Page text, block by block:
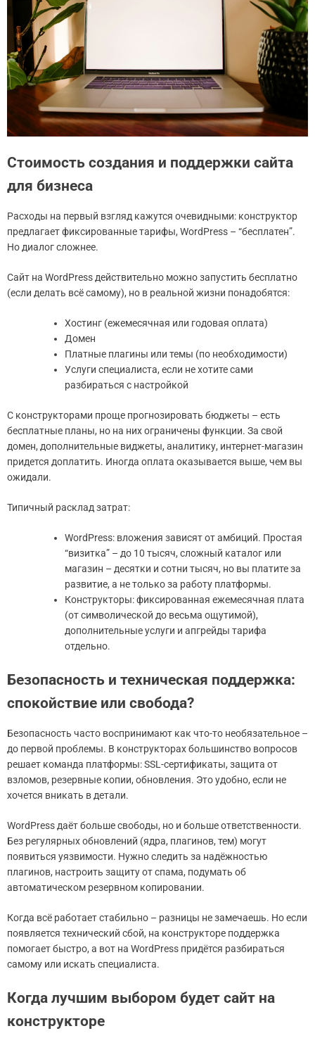
Стоимость создания и поддержки сайта
для бизнеса
Расходы на первый взгляд кажутся очевидными: конструктор
предлагает фиксированные тарифы, WordPress – “бесплатен”.
Но диалог сложнее.
Сайт на WordPress действительно можно запустить бесплатно
(если делать всё самому), но в реальной жизни понадобятся:
Хостинг (ежемесячная или годовая оплата)
Домен
Платные плагины или темы (по необходимости)
Услуги специалиста, если не хотите сами
разбираться с настройкой
С конструкторами проще прогнозировать бюджеты – есть
бесплатные планы, но на них ограничены функции. За свой
домен, дополнительные виджеты, аналитику, интернет-магазин
придется доплатить. Иногда оплата оказывается выше, чем вы
ожидали.
Типичный расклад затрат:
WordPress: вложения зависят от амбиций. Простая
“визитка” – до 10 тысяч, сложный каталог или
магазин – десятки и сотни тысяч, но вы платите за
развитие, а не только за работу платформы.
Конструкторы: фиксированная ежемесячная плата
(от символической до весьма ощутимой),
дополнительные услуги и апгрейды тарифа
отдельно.
Безопасность и техническая поддержка:
спокойствие или свобода?
Безопасность часто воспринимают как что-то необязательное –
до первой проблемы. В конструкторах большинство вопросов
решает команда платформы: SSL-сертификаты, защита от
взломов, резервные копии, обновления. Это удобно, если не
хочется вникать в детали.
WordPress даёт больше свободы, но и больше ответственности.
Без регулярных обновлений (ядра, плагинов, тем) могут
появиться уязвимости. Нужно следить за надёжностью
плагинов, настроить защиту от спама, подумать об
автоматическом резервном копировании.
Когда всё работает стабильно – разницы не замечаешь. Но если
появляется технический сбой, на конструкторе поддержка
помогает быстро, а вот на WordPress придётся разбираться
самому или искать специалиста.
Когда лучшим выбором будет сайт на
конструкторе